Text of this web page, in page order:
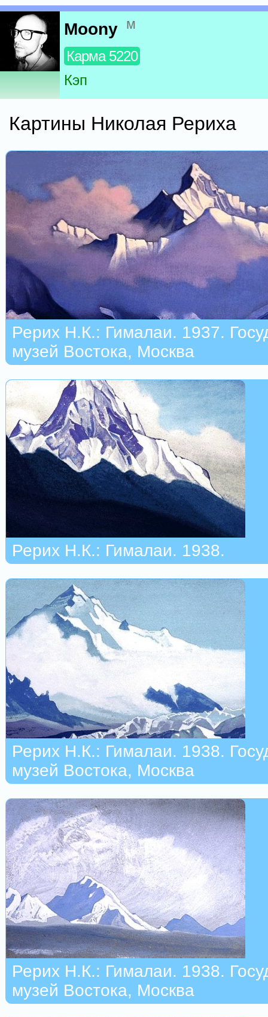
Moony м
Карма 5220
Кэп
Картины Николая Рериха
Рерих Н.К.: Гималаи. 1937.
музей Востока, Москва
Рерих Н.К.: Гималаи. 1938.
Рерих Н.К.: Гималаи. 1938.
музей Востока, Москва
Рерих Н.К.: Гималаи. 1938.
музей Востока, Москва